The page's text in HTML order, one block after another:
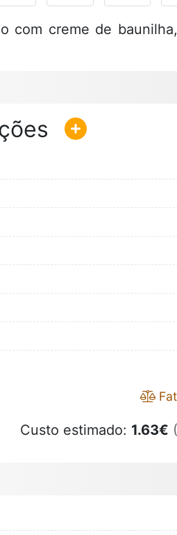
com creme de
Custo estimado: 1.63€